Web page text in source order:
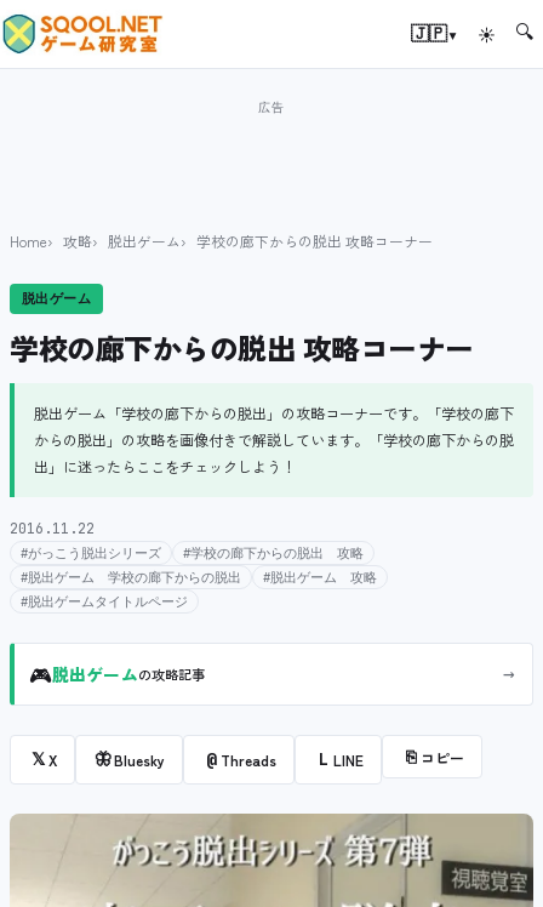
🇯🇵▾ ☀ 🔍
Home 攻略 脱出ゲーム 学校の廊下からの脱出 攻略コーナー
脱出ゲーム
学校の廊下からの脱出 攻略コーナー
脱出ゲーム「学校の廊下からの脱出」の攻略コーナーです。「学校の廊下
からの脱出」の攻略を画像付きで解説しています。「学校の廊下からの脱
出」に迷ったらここをチェックしよう！
2016.11.22
#がっこう脱出シリーズ
#学校の廊下からの脱出 攻略
#脱出ゲーム 学校の廊下からの脱出
#脱出ゲーム 攻略
#脱出ゲームタイトルページ
🎮脱出ゲームの攻略記事 →
𝕏X 🦋Bluesky @ Threads L LINE ⎘ コピー